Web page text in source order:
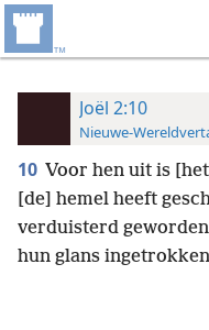
Joël 2:10
Nieuwe-
10 Voor hen uit is
[de] hemel heeft
verduisterd geworden
hun glans